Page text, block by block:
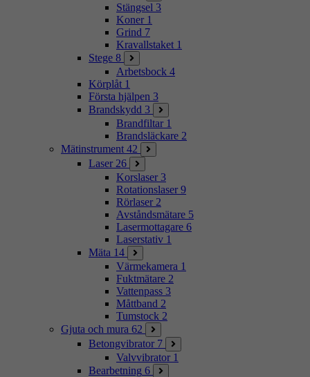
Stängsel 3
Koner 1
Grind 7
Kravallstaket 1
Stege 8
Arbetsbock 4
Körplåt 1
Första hjälpen 3
Brandskydd 3
Brandfiltar 1
Brandsläckare 2
Mätinstrument 42
Laser 26
Korslaser 3
Rotationslaser 9
Rörlaser 2
Avståndsmätare 5
Lasermottagare 6
Laserstativ 1
Mäta 14
Värmekamera 1
Fuktmätare 2
Vattenpass 3
Måttband 2
Tumstock 2
Gjuta och mura 62
Betongvibrator 7
Valvvibrator 1
Bearbetning 6